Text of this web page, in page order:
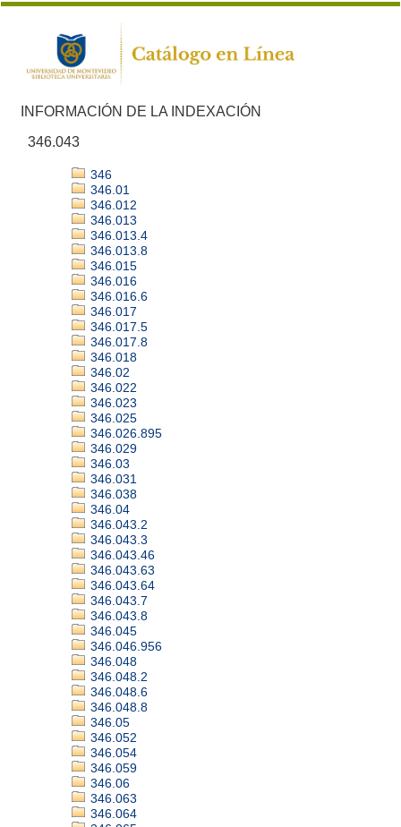
INFORMACIÓN DE LA INDEXACIÓN
346.043
346
346.01
346.012
346.013
346.013.4
346.013.8
346.015
346.016
346.016.6
346.017
346.017.5
346.017.8
346.018
346.02
346.022
346.023
346.025
346.026.895
346.029
346.03
346.031
346.038
346.04
346.043.2
346.043.3
346.043.46
346.043.63
346.043.64
346.043.7
346.043.8
346.045
346.046.956
346.048
346.048.2
346.048.6
346.048.8
346.05
346.052
346.054
346.059
346.06
346.063
346.064